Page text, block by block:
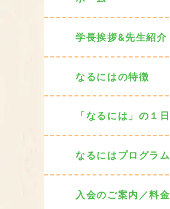
学長挨拶&先生紹介
なるにはの特徴
「なるには」の１日
なるにはプログラム
入会のご案内／料金